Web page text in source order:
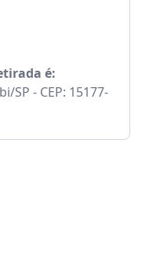
é:
SP - CEP: 15177-